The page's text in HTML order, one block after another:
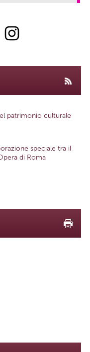
patrimonio culturale
speciale tra il
di Roma